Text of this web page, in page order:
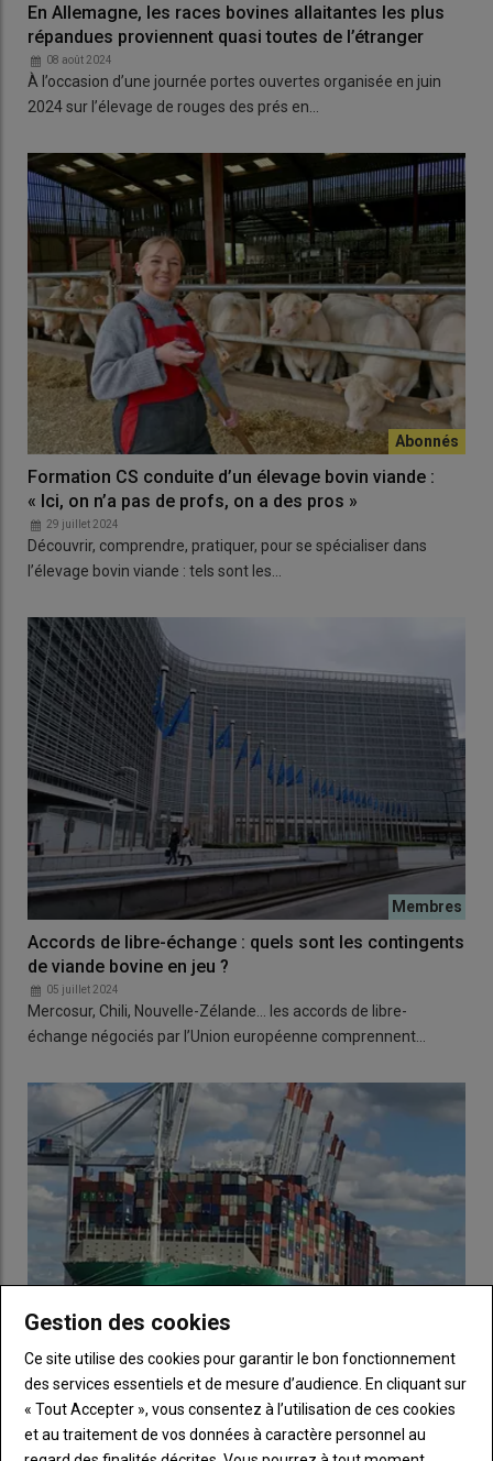
En Allemagne, les races bovines allaitantes les plus
répandues proviennent quasi toutes de l’étranger
08 août 2024
À l’occasion d’une journée portes ouvertes organisée en juin
2024 sur l’élevage de rouges des prés en…
Formation CS conduite d’un élevage bovin viande :
« Ici, on n’a pas de profs, on a des pros »
29 juillet 2024
Découvrir, comprendre, pratiquer, pour se spécialiser dans
l’élevage bovin viande : tels sont les…
Accords de libre-échange : quels sont les contingents
de viande bovine en jeu ?
05 juillet 2024
Mercosur, Chili, Nouvelle-Zélande… les accords de libre-
échange négociés par l’Union européenne comprennent…
Le retour de l’Australie marque la détente des
marchés mondiaux de la viande bovine
14 juin 2024
Gestion des cookies
Ce site utilise des cookies pour garantir le bon fonctionnement
des services essentiels et de mesure d’audience. En cliquant sur
« Tout Accepter », vous consentez à l’utilisation de ces cookies
et au traitement de vos données à caractère personnel au